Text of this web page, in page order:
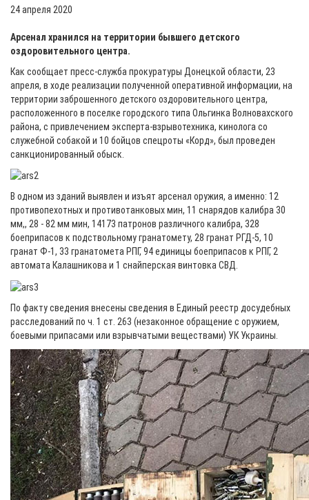
24 апреля 2020
Арсенал хранился на территории бывшего детского
оздоровительного центра.
Как сообщает пресс-служба прокуратуры Донецкой области, 23
апреля, в ходе реализации полученной оперативной информации, на
территории заброшенного детского оздоровительного центра,
расположенного в поселке городского типа Ольгинка Волновахского
района, с привлечением эксперта-взрывотехника, кинолога со
служебной собакой и 10 бойцов спецроты «Корд», был проведен
санкционированный обыск.
В одном из зданий выявлен и изъят арсенал оружия, а именно: 12
противопехотных и противотанковых мин, 11 снарядов калибра 30
мм,, 28 - 82 мм мин, 14173 патронов различного калибра, 328
боеприпасов к подствольному гранатомету, 28 гранат РГД-5, 10
гранат Ф-1, 33 гранатомета РПГ, 94 единицы боеприпасов к РПГ, 2
автомата Калашникова и 1 снайперская винтовка СВД.
По факту сведения внесены сведения в Единый реестр досудебных
расследований по ч. 1 ст. 263 (незаконное обращение с оружием,
боевыми припасами или взрывчатыми веществами) УК Украины.